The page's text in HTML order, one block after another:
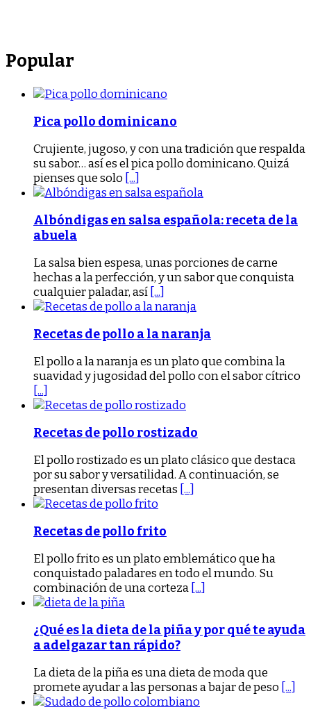
Popular
Pica pollo dominicano
Crujiente, jugoso, y con una tradición que respalda
su sabor… así es el pica pollo dominicano. Quizá
pienses que solo [...]
Albóndigas en salsa española: receta de la
abuela
La salsa bien espesa, unas porciones de carne
hechas a la perfección, y un sabor que conquista
cualquier paladar, así [...]
Recetas de pollo a la naranja
El pollo a la naranja es un plato que combina la
suavidad y jugosidad del pollo con el sabor cítrico
[...]
Recetas de pollo rostizado
El pollo rostizado es un plato clásico que destaca
por su sabor y versatilidad. A continuación, se
presentan diversas recetas [...]
Recetas de pollo frito
El pollo frito es un plato emblemático que ha
conquistado paladares en todo el mundo. Su
combinación de una corteza [...]
¿Qué es la dieta de la piña y por qué te ayuda
a adelgazar tan rápido?
La dieta de la piña es una dieta de moda que
promete ayudar a las personas a bajar de peso [...]